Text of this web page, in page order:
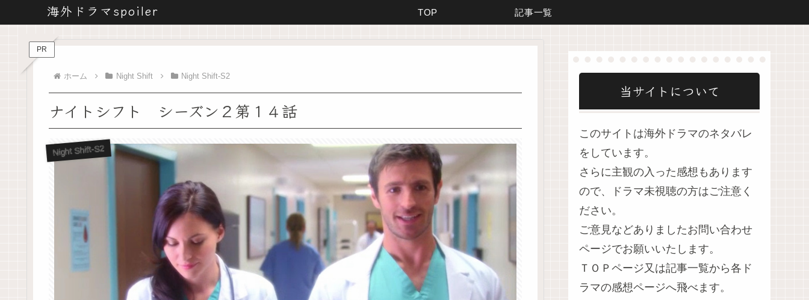
海外ドラマspoiler TOP 記事一覧
PR
ホーム Night Shift Night Shift-S2
ナイトシフト シーズン２第１４話
Night Shift-S2
当サイトについて
このサイトは海外ドラマのネタバレ
をしています。
さらに主観の入った感想もあります
ので、ドラマ未視聴の方はご注意く
ださい。
ご意見などありましたお問い合わせ
ページでお願いいたします。
ＴＯＰページ又は記事一覧から各ド
ラマの感想ページへ飛べます。